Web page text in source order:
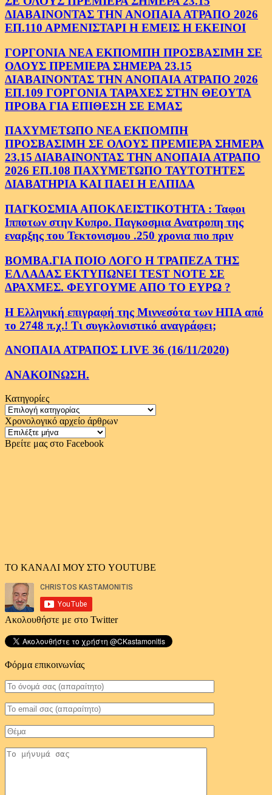
ΔΙΑΒΑΙΝΟΝΤΑΣ ΤΗΝ ΑΝΟΠΑΙΑ ΑΤΡΑΠΟ 2026
ΕΠ.110 ΑΡΜΕΝΙΣΤΑΡΙ Η ΕΜΕΙΣ Η ΕΚΕΙΝΟΙ
ΓΟΡΓΟΝΙΑ ΝΕΑ ΕΚΠΟΜΠΗ ΠΡΟΣΒΑΣΙΜΗ ΣΕ
ΟΛΟΥΣ ΠΡΕΜΙΕΡΑ ΣΗΜΕΡΑ 23.15
ΔΙΑΒΑΙΝΟΝΤΑΣ ΤΗΝ ΑΝΟΠΑΙΑ ΑΤΡΑΠΟ 2026
ΕΠ.109 ΓΟΡΓΟΝΙΑ ΤΑΡΑΧΕΣ ΣΤΗΝ ΘΕΟΥΤΑ
ΠΡΟΒΑ ΓΙΑ ΕΠΙΘΕΣΗ ΣΕ ΕΜΑΣ
ΠΑΧΥΜΕΤΩΠΟ ΝΕΑ ΕΚΠΟΜΠΗ
ΠΡΟΣΒΑΣΙΜΗ ΣΕ ΟΛΟΥΣ ΠΡΕΜΙΕΡΑ ΣΗΜΕΡΑ
23.15 ΔΙΑΒΑΙΝΟΝΤΑΣ ΤΗΝ ΑΝΟΠΑΙΑ ΑΤΡΑΠΟ
2026 ΕΠ.108 ΠΑΧΥΜΕΤΩΠΟ ΤΑΥΤΟΤΗΤΕΣ
ΔΙΑΒΑΤΗΡΙΑ ΚΑΙ ΠΑΕΙ Η ΕΛΠΙΔΑ
ΠΑΓΚΟΣΜΙΑ ΑΠΟΚΛΕΙΣΤΙΚΟΤΗΤΑ : Ταφοι
Ιπποτων στην Κυπρο. Παγκοσμια Ανατροπη της
εναρξης του Τεκτονισμου .250 χρονια πιο πριν
ΒΟΜΒΑ.ΓΙΑ ΠΟΙΟ ΛΟΓΟ Η ΤΡΑΠΕΖΑ ΤΗΣ
ΕΛΛΑΔΑΣ ΕΚΤΥΠΩΝΕΙ TEST NOTE ΣΕ
ΔΡΑΧΜΕΣ. ΦΕΥΓΟΥΜΕ ΑΠΟ ΤΟ ΕΥΡΩ ?
Η Ελληνική επιγραφή της Μιννεσότα των ΗΠΑ από
το 2748 π.χ.! Τι συγκλονιστικό αναγράφει;
ΑΝΟΠΑΙΑ ΑΤΡΑΠΟΣ LIVE 36 (16/11/2020)
ΑΝΑΚΟΙΝΩΣΗ.
Κατηγορίες
Κατηγορίες
Χρονολογικό αρχείο άρθρων
Χρονολογικό
αρχείο
Βρείτε μας στο Facebook
ΤΟ ΚΑΝΑΛΙ ΜΟΥ ΣΤΟ YOUTUBE
Ακολουθήστε με στο Twitter
Φόρμα επικοινωνίας